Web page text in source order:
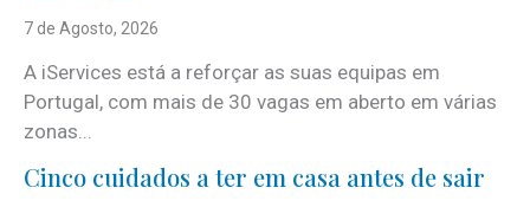
7 de Agosto, 2026
A iServices está a reforçar as suas equipas em
Portugal, com mais de 30 vagas em aberto em várias
zonas...
Cinco cuidados a ter em casa antes de sair